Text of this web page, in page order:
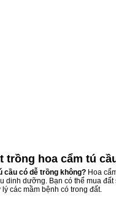
trồng hoa cẩm tú
cầu có dễ trồng không? Hoa
dinh dưỡng. Bạn có thể mua
các mầm bệnh có trong đất.